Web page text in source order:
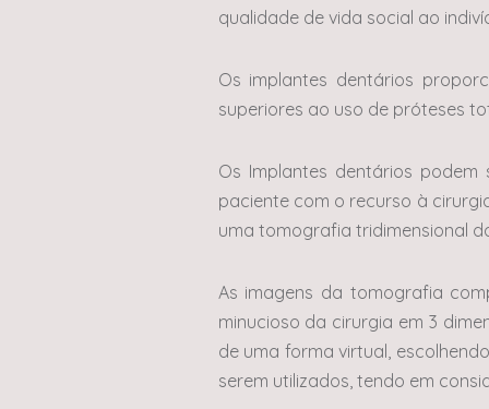
qualidade de vida social ao
Os implantes dentários
superiores ao uso de próteses
Os Implantes dentários
paciente com o recurso à
uma tomografia tridimensional
As imagens da tomografia
minucioso da cirurgia em 3
de uma forma virtual,
serem utilizados, tendo em